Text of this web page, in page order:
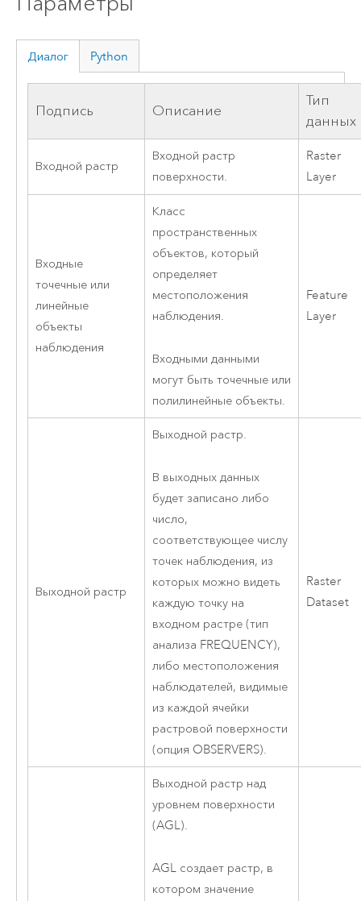
Диалог Python
Подпись Описание
Тип
данных
Входной растр
Входной растр
поверхности.
Raster
Layer
Входные
точечные или
линейные
объекты
наблюдения
Класс
пространственных
объектов, который
определяет
местоположения
наблюдения.
Входными данными
могут быть точечные или
полилинейные объекты.
Feature
Layer
Выходной растр
Выходной растр.
В выходных данных
будет записано либо
число,
соответствующее числу
точек наблюдения, из
которых можно видеть
каждую точку на
входном растре (тип
анализа FREQUENCY),
либо местоположения
наблюдателей, видимые
из каждой ячейки
растровой поверхности
(опция OBSERVERS).
Raster
Dataset
Выходной растр над
уровнем поверхности
(AGL).
AGL создает растр, в
котором значение